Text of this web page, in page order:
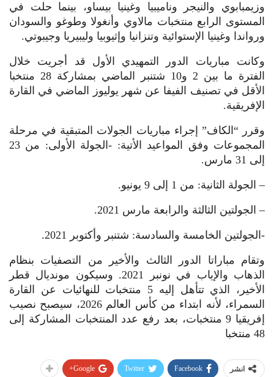
وزيمبابوي والنيجر وناميبيا وغينيا بيساو، بينما حلت في
المستوى الرابع منتخبات مالاوي وأنغولا وطوغو والسودان
ورواندا وغينيا الإستوائية وتنزانيا وإثيوبيا وليبيريا وجيبوتي.
وكانت مباريات الدور التمهيدي الأول قد أجريت خلال
الفترة ما بين 2 و10 شتنبر الماضي بمشاركة 28 منتخبا
الأقل في تصنيف الفيفا عن شهر يوليوز الماضي في القارة
الإفريقية.
وقرر “الكاف” إجراء مباريات الجولات المتبقية في مرحلة
المجموعات وفق المواعيد الأتية: -الجولة الأولى: من 23
إلى 31 مارس.
– الجولة الثانية: من 1 إلى 9 يونيو.
– الجولتين الثالثة والرابعة مارس 2021.
-الجولتين الخامسة والسادسة: شتنبر وأكتوبر 2021.
وتقام مباراتا الدور الثالث والأخير من التصفيات بنظام
الذهاب والإياب في نونبر 2021. وسيكون مونديال قطر
الأخير، الذي تتأهل إليه 5 منتخبات للنهائيات عن القارة
السمراء، لأنه ابتداء من كأس العالم 2026، سيصبح نصيب
إفريقيا 9 منتخبات، بعد رفع عدد المنتخبات المشاركة إلى
48 منتخبا
انشر Facebook
Twitter
Google+